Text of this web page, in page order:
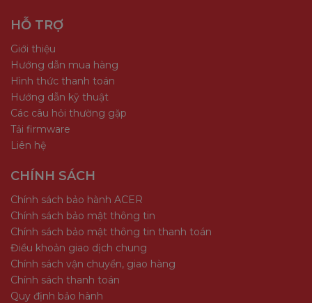
HỖ TRỢ
Giới thiệu
Hướng dẫn mua hàng
Hình thức thanh toán
Hướng dẫn kỹ thuật
Các câu hỏi thường gặp
Tải firmware
Liên hệ
CHÍNH SÁCH
Chính sách bảo hành ACER
Chính sách bảo mật thông tin
Chính sách bảo mật thông tin thanh toán
Điều khoản giao dịch chung
Chính sách vận chuyển, giao hàng
Chính sách thanh toán
Quy định bảo hành